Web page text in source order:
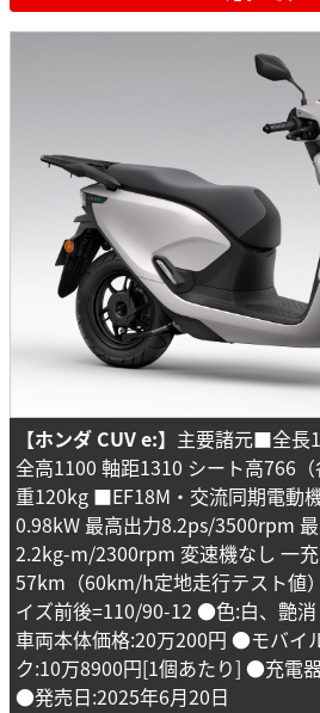
【ホンダ CUV e:】 主要諸元■全長
全高1100 軸距1310 シート高766
重120kg ■EF18M・交流同期電動
0.98kW 最高出力8.2ps/3500rpm
2.2kg-m/2300rpm 変速機なし 一
57km（60km/h定地走行テスト値
イズ前後=110/90-12 ●色:白、艶
車両本体価格:20万200円 ●モバイ
ク:10万8900円[1個あたり] ●充電
●発売日:2025年6月20日